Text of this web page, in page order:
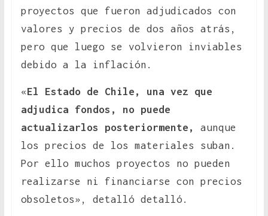
proyectos que fueron adjudicados con
valores y precios de dos años atrás,
pero que luego se volvieron inviables
debido a la inflación.
«El Estado de Chile, una vez que
adjudica fondos, no puede
actualizarlos posteriormente,
aunque
los precios de los materiales suban.
Por ello muchos proyectos no pueden
realizarse ni financiarse con precios
obsoletos», detalló detalló.